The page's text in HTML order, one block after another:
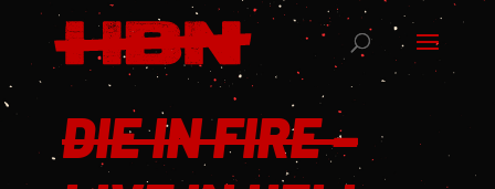
DIE IN FIRE –